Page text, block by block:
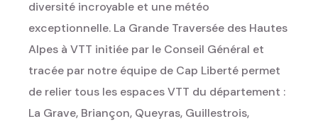
diversité incroyable et une météo
exceptionnelle. La Grande Traversée des Hautes
Alpes à VTT initiée par le Conseil Général et
tracée par notre équipe de Cap Liberté permet
de relier tous les espaces VTT du département :
La Grave, Briançon, Queyras, Guillestrois,